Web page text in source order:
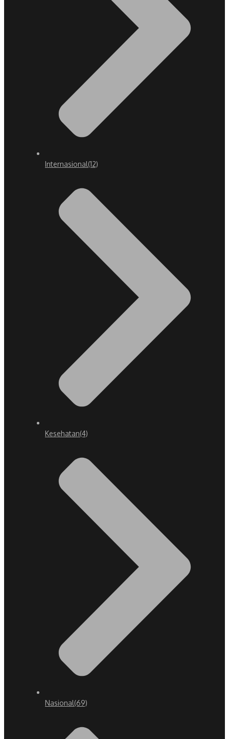
Internasional(12)
Kesehatan(4)
Nasional(69)